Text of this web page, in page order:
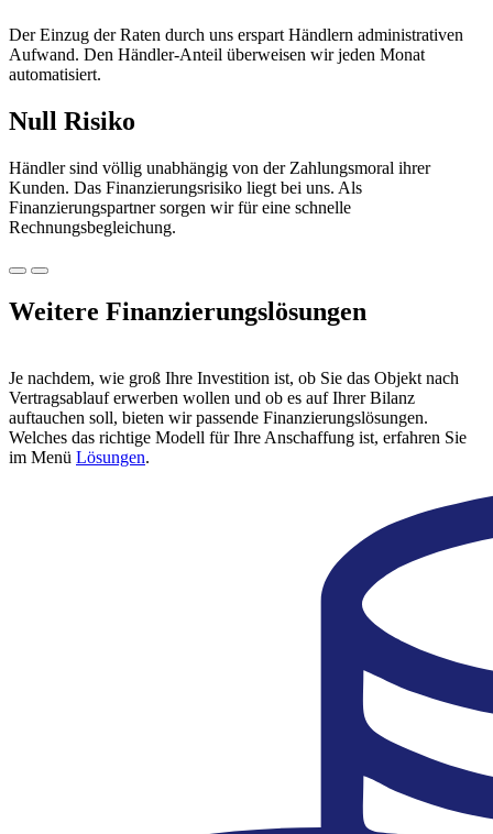
Der Einzug der Raten durch uns erspart Händlern administrativen
Aufwand. Den Händler-Anteil überweisen wir jeden Monat
automatisiert.
Null Risiko
Händler sind völlig unabhängig von der Zahlungsmoral ihrer
Kunden. Das Finanzierungsrisiko liegt bei uns. Als
Finanzierungspartner sorgen wir für eine schnelle
Rechnungsbegleichung.
Weitere Finanzierungslösungen
Je nachdem, wie groß Ihre Investition ist, ob Sie das Objekt nach
Vertragsablauf erwerben wollen und ob es auf Ihrer Bilanz
auftauchen soll, bieten wir passende Finanzierungslösungen.
Welches das richtige Modell für Ihre Anschaffung ist, erfahren Sie
im Menü Lösungen.